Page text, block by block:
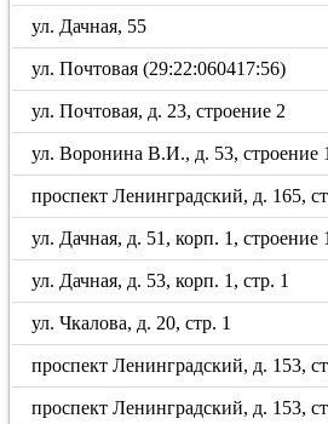
ул. Дачная, 55
ул. Почтовая (29:22:060417:56)
ул. Почтовая, д. 23, строение 2
ул. Воронина В.И., д. 53, строение 1
проспект Ленинградский, д. 165,
ул. Дачная, д. 51, корп. 1, строение 1
ул. Дачная, д. 53, корп. 1, стр. 1
ул. Чкалова, д. 20, стр. 1
проспект Ленинградский, д. 153,
проспект Ленинградский, д. 153,